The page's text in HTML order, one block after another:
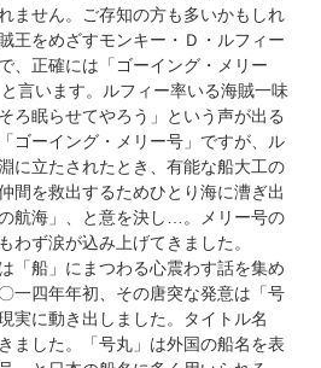
ません。ご存知の方も多いかもしれ
王をめざすモンキー・Ｄ・ルフィー
、正確には「ゴーイング・メリー
言います。ルフィー率いる海賊一味
ろ眠らせてやろう」という声が出る
ゴーイング・メリー号」ですが、ル
に立たされたとき、有能な船大工の
間を救出するためひとり海に漕ぎ出
航海」、と意を決し…。メリー号の
わず涙が込み上げてきました。
「船」にまつわる心震わす話を集め
一四年年初、その唐突な発意は「号
実に動き出しました。タイトル名
ました。「号丸」は外国の船名を表